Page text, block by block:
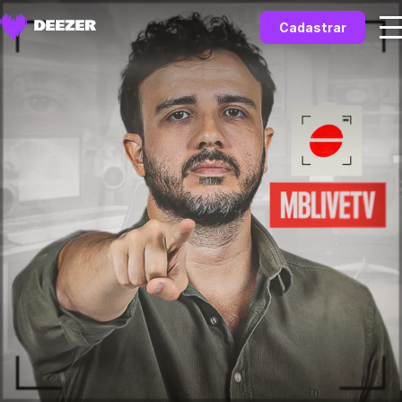
Cadastrar